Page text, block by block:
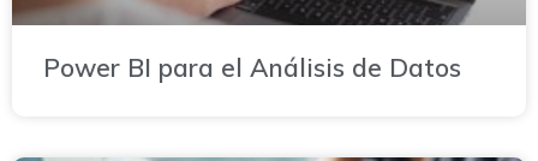
Power BI para el Análisis de Datos